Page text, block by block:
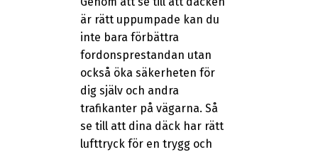
är rätt uppumpade kan du
inte bara förbättra
fordonsprestandan utan
också öka säkerheten för
dig själv och andra
trafikanter på vägarna. Så
se till att dina däck har rätt
lufttryck för en trygg och